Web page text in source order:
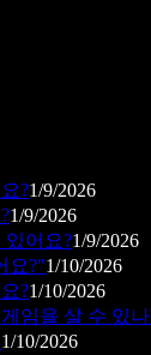
?1/9/2026
1/9/2026
있어요?1/9/2026
요?"1/10/2026
?1/10/2026
임을 살 수 있
1/10/2026